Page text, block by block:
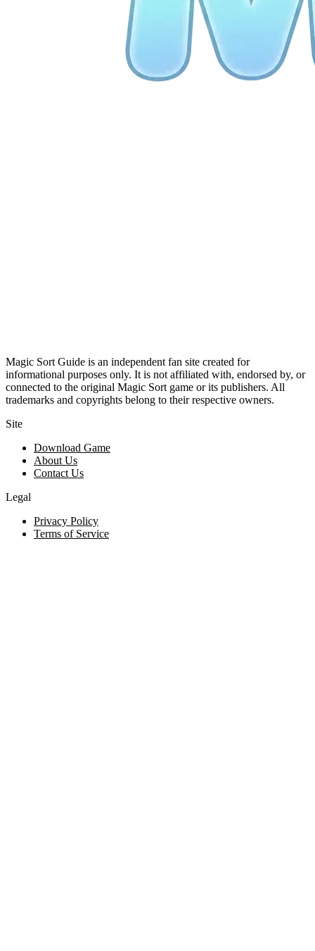
Magic Sort Guide is an independent fan site created for
informational purposes only. It is not affiliated with, endorsed by, or
connected to the original Magic Sort game or its publishers. All
trademarks and copyrights belong to their respective owners.
Site
Download Game
About Us
Contact Us
Legal
Privacy Policy
Terms of Service